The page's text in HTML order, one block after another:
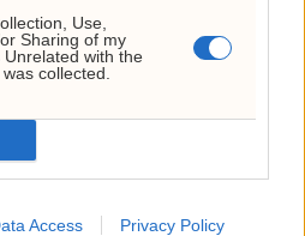
Use,
Sharing of my
with the
collected.
Access Privacy Policy
eget